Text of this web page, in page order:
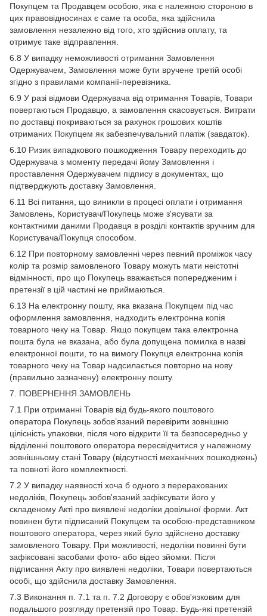
Покупцем та Продавцем особою, яка є належною стороною в
цих правовідносинах є саме та особа, яка здійснила
замовлення незалежно від того, хто здійснив оплату, та
отримує таке відправлення.
6.8 У випадку неможливості отримання Замовлення
Одержувачем, Замовлення може бути вручене третій особі
згідно з правилами компанії-перевізника.
6.9 У разі відмови Одержувача від отримання Товарів, Товари
повертаються Продавцю, а замовлення скасовується. Витрати
по доставці покриваються за рахунок грошових коштів
отриманих Покупцем як забезпечувальний платіж (завдаток).
6.10 Ризик випадкового пошкодження Товару переходить до
Одержувача з моменту передачі йому Замовлення і
проставлення Одержувачем підпису в документах, що
підтверджують доставку Замовлення.
6.11 Всі питання, що виникли в процесі оплати і отримання
Замовлень, Користувач/Покупець може з'ясувати за
контактними даними Продавця в розділі контактів зручним для
Користувача/Покупця способом.
6.12 При повторному замовленні через певний проміжок часу
колір та розмір замовленого Товару можуть мати неістотні
відмінності, про що Покупець вважається попередженим і
претензії в цій частині не приймаються.
6.13 На електронну пошту, яка вказана Покупцем під час
оформлення замовлення, надходить електронна копія
товарного чеку на Товар. Якщо покупцем така електронна
пошта була не вказана, або була допущена помилка в назві
електронної пошти, то на вимогу Покупця електронна копія
товарного чеку на Товар надсилається повторно на нову
(правильно зазначену) електронну пошту.
7. ПОВЕРНЕННЯ ЗАМОВЛЕНЬ
7.1 При отриманні Товарів від будь-якого поштового
оператора Покупець зобов’язаний перевірити зовнішню
цілісність упаковки, після чого відкрити її та безпосередньо у
відділенні поштового оператора пересвідчитися у належному
зовнішньому стані Товару (відсутності механічних пошкоджень)
та повноті його комплектності.
7.2 У випадку наявності хоча б одного з перерахованих
недоліків, Покупець зобов'язаний зафіксувати його у
складеному Акті про виявлені недоліки довільної форми. Акт
повинен бути підписаний Покупцем та особою-представником
поштового оператора, через який було здійснено доставку
замовленого Товару. При можливості, недоліки повинні бути
зафіксовані засобами фото- або відео зйомки. Після
підписання Акту про виявлені недоліки, Товари повертаються
особі, що здійснила доставку Замовлення.
7.3 Виконання п. 7.1 та п. 7.2 Договору є обов'язковим для
подальшого розгляду претензій про Товар. Будь-які претензій